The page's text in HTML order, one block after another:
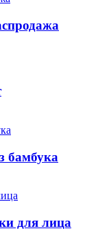
бамбука
для лица